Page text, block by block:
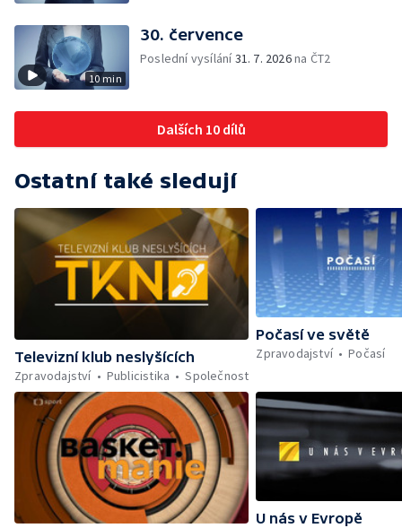
10 min
30. července
Poslední vysílání31. 7. 2026na ČT2
Dalších 10 dílů
Ostatní také sledují
Televizní klub neslyšících
Zpravodajství
Publicistika Společnost
Počasí ve světě
Zpravodajství
Počasí
U nás v Evropě